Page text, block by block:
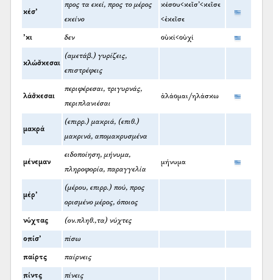
κέσ’
προς τα εκεί, προς το μέρος
εκείνο
κέσου<κεῖσ’<κεῖσε
<ἐκεῖσε
’κι δεν οὐκί<οὐχί
κλώσ̌κεσαι
(αμετάβ.) γυρίζεις,
επιστρέφεις
λάσ̌κεσαι
περιφέρεσαι, τριγυρνάς,
περιπλανιέσαι
ἀλάομαι/ηλάσκω
μακρά
(επιρρ.) μακριά, (επιθ.)
μακρινά, απομακρυσμένα
μένεμαν
ειδοποίηση, μήνυμα,
πληροφορία, παραγγελία
μήνυμα
μέρ’
(μέρου, επιρρ.) πού, προς
ορισμένο μέρος, όποιος
νύχτας (ον.πληθ.,τα) νύχτες
οπίσ’ πίσω
παίρτς παίρνεις
πίντς πίνεις